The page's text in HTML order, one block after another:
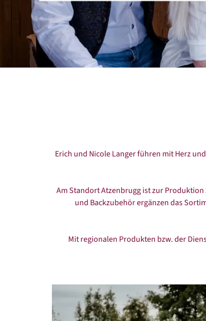
Erich und Nicole Langer führen mit Herz
Am Standort Atzenbrugg ist zur
und Backzubehör ergänzen das
Mit regionalen Produkten bzw. der
Bildversion
anzeigen